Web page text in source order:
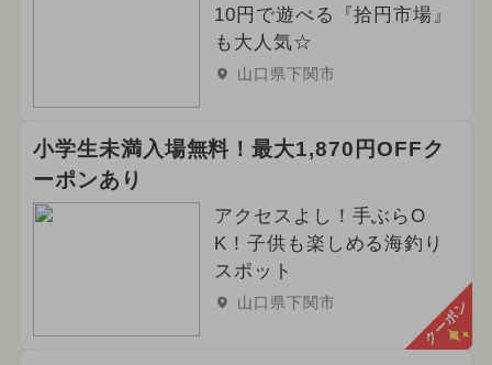
10円で遊べる『拾円市場』
も大人気☆
山口県下関市
小学生未満入場無料！最大1,870円OFFク
ーポンあり
アクセスよし！手ぶらO
K！子供も楽しめる海釣り
スポット
山口県下関市 クーポン